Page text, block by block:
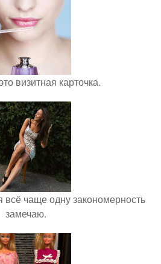
визитная карточка.
чаще одну закономерность
замечаю.